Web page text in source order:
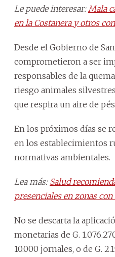
Le puede interesar: Mala
en la Costanera y otros
Desde el Gobierno de
comprometieron a ser
responsables de la
riesgo animales
que respira un aire de
En los próximos días se
en los establecimientos
normativas ambientales.
Lea más: Salud
presenciales en zonas
No se descarta la
monetarias de G.
10.000 jornales, o de G.